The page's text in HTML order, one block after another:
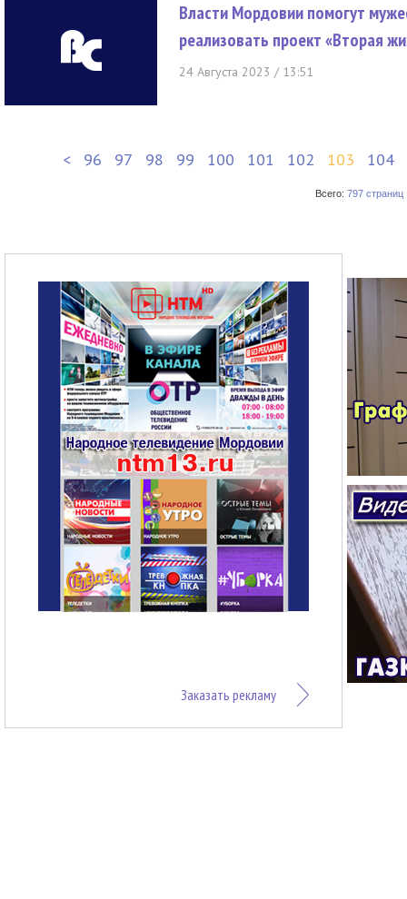
Власти Мордовии помогут
реализовать проект «Вторая
24 Августа 2023 / 13:51
< 96 97 98 99 100 101 102 103 104
Всего: 797 страниц
Заказать рекламу